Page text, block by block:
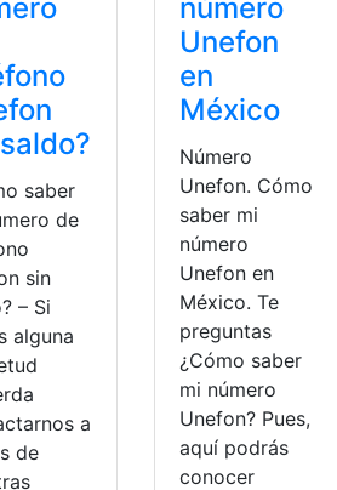
saber
de
sin
– Si
alguna
a
de
número
Unefon
en
México
Número
Unefon. Cómo
saber mi
número
Unefon en
México. Te
preguntas
¿Cómo saber
mi número
Unefon? Pues,
aquí podrás
conocer